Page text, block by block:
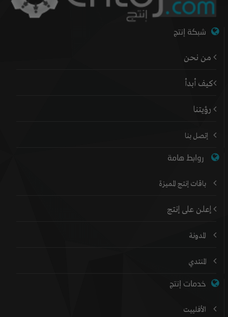
شبكة إنتج
من نحن
كيف أبدأ
رؤيتنا
إتصل بنا
روابط هامة
باقات إنتج المميزة
إعلن على إنتج
المدونة
المنتدي
خدمات إنتج
الأفلييت